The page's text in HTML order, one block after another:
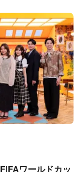
ワールドカッ